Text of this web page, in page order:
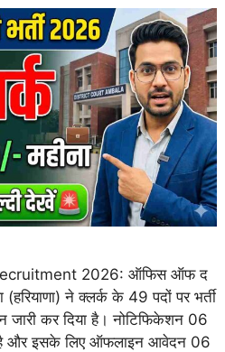
2026: ऑफिस ऑफ द
ने क्लर्क के 49 पदों पर भर्ती
जारी कर दिया है। नोटिफिकेशन 06
है और इसके लिए ऑफलाइन आवेदन 06